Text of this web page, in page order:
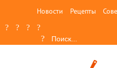
Новости Рецепты